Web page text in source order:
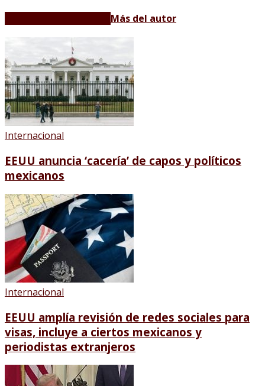
Más del autor
Internacional
EEUU anuncia ‘cacería’ de capos y políticos
mexicanos
Internacional
EEUU amplía revisión de redes sociales para
visas, incluye a ciertos mexicanos y
periodistas extranjeros